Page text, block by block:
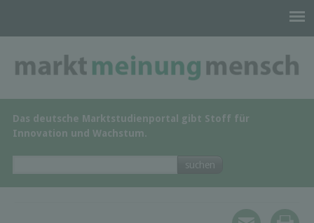
Das deutsche Marktstudienportal gibt Stoff für
Innovation und Wachstum.